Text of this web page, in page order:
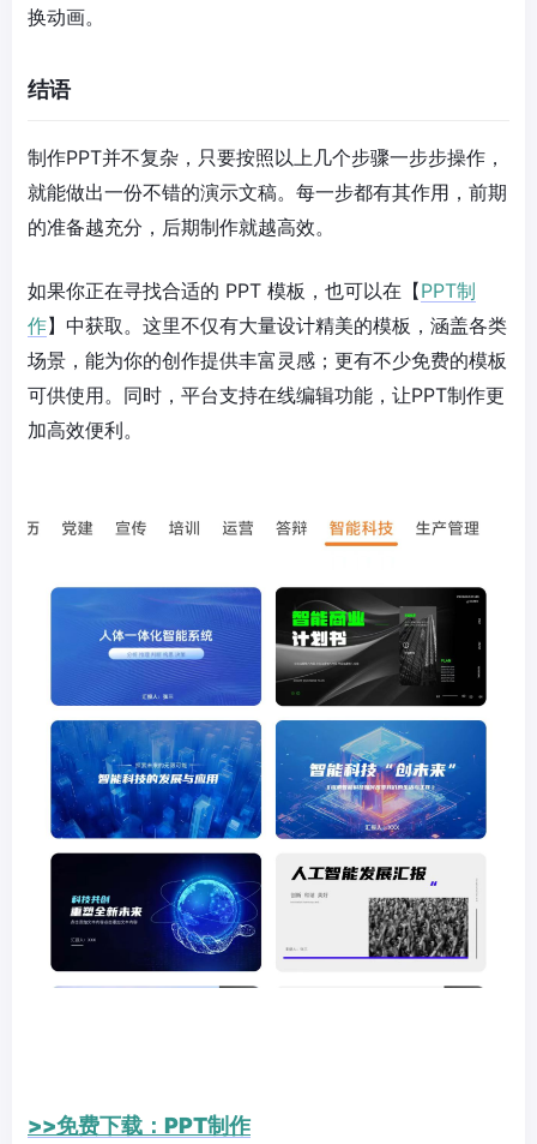
换动画。
结语
制作PPT并不复杂，只要按照以上几个步骤一步步操作，
就能做出一份不错的演示文稿。每一步都有其作用，前期
的准备越充分，后期制作就越高效。
如果你正在寻找合适的 PPT 模板，也可以在【PPT制
作】中获取。这里不仅有大量设计精美的模板，涵盖各类
场景，能为你的创作提供丰富灵感；更有不少免费的模板
可供使用。同时，平台支持在线编辑功能，让PPT制作更
加高效便利。
>>免费下载：PPT制作